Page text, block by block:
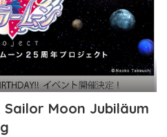
Sailor Moon Jubiläum